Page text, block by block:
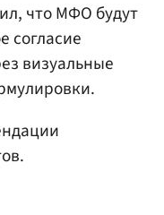
что МФО будут
согласие
визуальные